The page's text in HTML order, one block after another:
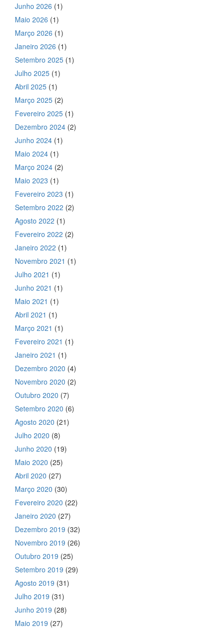
Junho 2026 (1)
Maio 2026 (1)
Março 2026 (1)
Janeiro 2026 (1)
Setembro 2025 (1)
Julho 2025 (1)
Abril 2025 (1)
Março 2025 (2)
Fevereiro 2025 (1)
Dezembro 2024 (2)
Junho 2024 (1)
Maio 2024 (1)
Março 2024 (2)
Maio 2023 (1)
Fevereiro 2023 (1)
Setembro 2022 (2)
Agosto 2022 (1)
Fevereiro 2022 (2)
Janeiro 2022 (1)
Novembro 2021 (1)
Julho 2021 (1)
Junho 2021 (1)
Maio 2021 (1)
Abril 2021 (1)
Março 2021 (1)
Fevereiro 2021 (1)
Janeiro 2021 (1)
Dezembro 2020 (4)
Novembro 2020 (2)
Outubro 2020 (7)
Setembro 2020 (6)
Agosto 2020 (21)
Julho 2020 (8)
Junho 2020 (19)
Maio 2020 (25)
Abril 2020 (27)
Março 2020 (30)
Fevereiro 2020 (22)
Janeiro 2020 (27)
Dezembro 2019 (32)
Novembro 2019 (26)
Outubro 2019 (25)
Setembro 2019 (29)
Agosto 2019 (31)
Julho 2019 (31)
Junho 2019 (28)
Maio 2019 (27)